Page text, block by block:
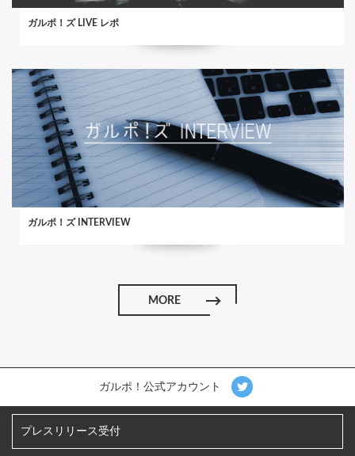
ガルポ！ズ LIVE レポ
ガルポ！ズ INTERVIEW
MORE
ガルポ！公式アカウント
プレスリリース受付